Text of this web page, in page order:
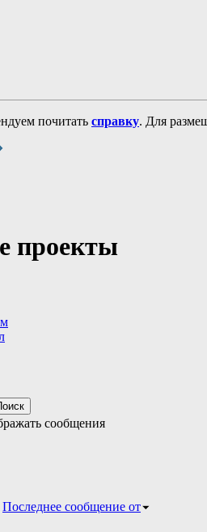
почитать справку. Для
проекты
сообщения
Последнее сообщение от